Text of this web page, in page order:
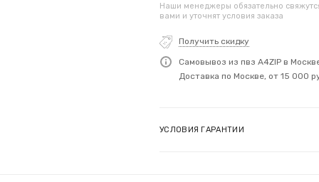
Наши менеджеры обязательно
вами и уточнят условия заказа
Получить скидку
Самовывоз из пвз A4ZIP в
Доставка по Москве, от 15 000
УСЛОВИЯ ГАРАНТИИ